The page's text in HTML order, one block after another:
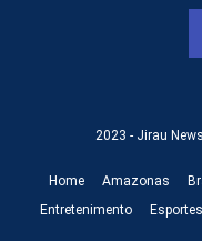
2023 - Jirau News
Home Amazonas
Entretenimento
Esportes